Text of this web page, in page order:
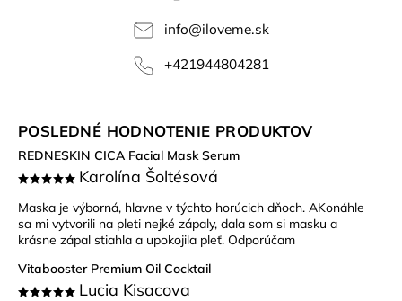
info@iloveme.sk
+421944804281
POSLEDNÉ HODNOTENIE PRODUKTOV
REDNESKIN CICA Facial Mask Serum
Karolína Šoltésová
Maska je výborná, hlavne v týchto horúcich dňoch. AKonáhle
sa mi vytvorili na pleti nejké zápaly, dala som si masku a
krásne zápal stiahla a upokojila pleť. Odporúčam
Vitabooster Premium Oil Cocktail
Lucia Kisacova